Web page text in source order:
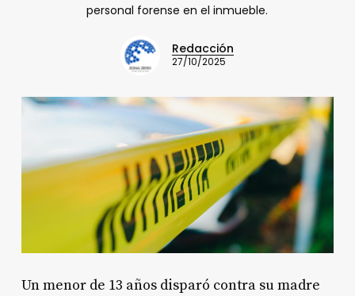
personal forense en el inmueble.
Redacción
27/10/2025
Un menor de 13 años disparó contra su madre